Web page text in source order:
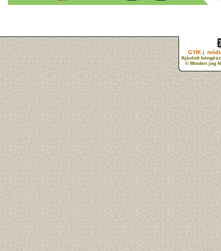
GYIK |
Ajánlott
© Minden jog